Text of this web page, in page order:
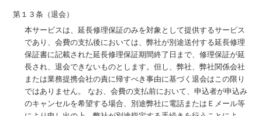
第１３条（退会）
本サービスは、延長修理保証のみを対象として提供するサービス
であり、会費の支払後においては、弊社が別途送付する延長修理
保証書に記載された延長修理保証期間終了日まで、修理保証が延
長され、退会できないものとします。但し、弊社、弊社関係会社
または業務提携会社の責に帰すべき事由に基づく退会はこの限り
ではありません。 なお、会費の支払前において、申込者が申込み
のキャンセルを希望する場合、別途弊社に電話またはＥメール等